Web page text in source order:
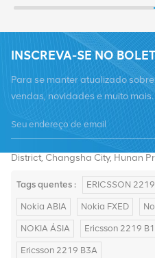
INSCREVA-SE NO
Para se manter atualizado
vendas, novidades e muito mais.
E-mail :
Endereço : 2506 Xidi Building,
District, Changsha City, Hunan
Tags quentes : ERICSSON
Nokia ABIA Nokia FXED
NOKIA ÁSIA Ericsson 2219 B1
Ericsson 2219 B3A